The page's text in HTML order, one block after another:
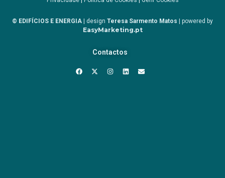
© EDIFÍCIOS E ENERGIA | design Teresa Sarmento Matos | powered by
EasyMarketing.pt
Contactos